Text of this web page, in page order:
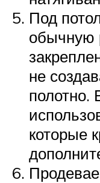
Под
обычную
не
полотно.
которые